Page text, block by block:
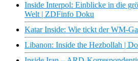
Inside Interpol: Einblicke in die
Welt | ZDFinfo Doku
Katar Inside: Wie tickt der WM-
Libanon: Inside the Hezbollah |